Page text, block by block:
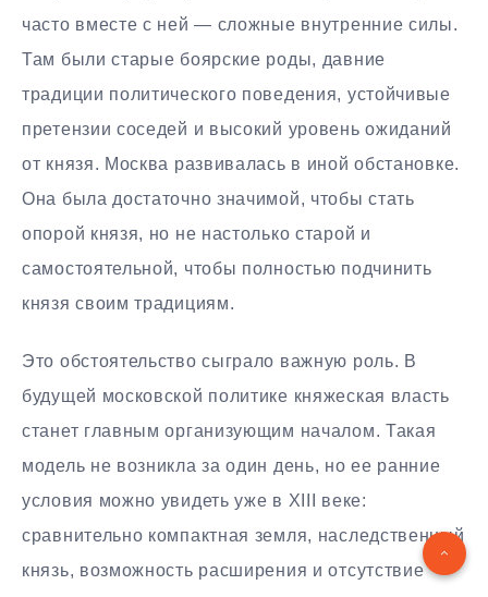
часто вместе с ней — сложные внутренние силы.
Там были старые боярские роды, давние
традиции политического поведения, устойчивые
претензии соседей и высокий уровень ожиданий
от князя. Москва развивалась в иной обстановке.
Она была достаточно значимой, чтобы стать
опорой князя, но не настолько старой и
самостоятельной, чтобы полностью подчинить
князя своим традициям.
Это обстоятельство сыграло важную роль. В
будущей московской политике княжеская власть
станет главным организующим началом. Такая
модель не возникла за один день, но ее ранние
условия можно увидеть уже в XIII веке:
сравнительно компактная земля, наследственный
князь, возможность расширения и отсутствие